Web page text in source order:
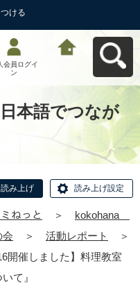
ける
会員ログイ
ン
本語でつなが
読み上げ 読み上げ設定
ねっと ＞
kokohana
会
＞ 活動レポート
＞
開催しました】料理教室
て』